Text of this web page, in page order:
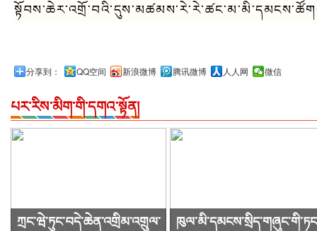
分享到： QQ空间 新浪微博 腾讯微博 人人网 微信
པར་རིས་མིག་གི་དགའ་སྟོན།
ཀྲང་ཝེ་ཏུང་བདེ་ཆེན་འགྲིམ་འགྲུལ་